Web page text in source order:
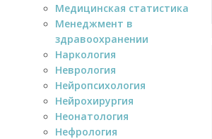
Медицинская статистика
Менеджмент в
здравоохранении
Наркология
Неврология
Нейропсихология
Нейрохирургия
Неонатология
Нефрология